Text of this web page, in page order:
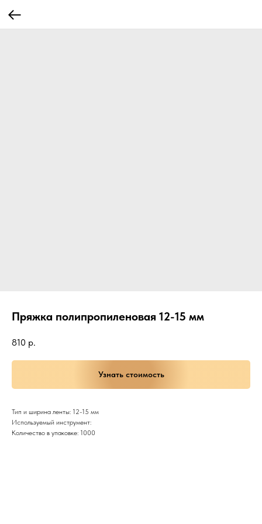
Пряжка полипропиленовая 12-15 мм
810 р.
Узнать стоимость
Тип и ширина ленты: 12-15 мм
Используемый инструмент:
Количество в упаковке: 1000